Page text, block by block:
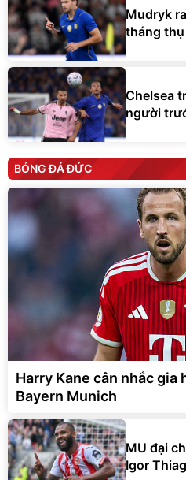
Mudryk
tháng
Chelsea
người
BÓNG ĐÁ ĐỨC
Harry Kane cân nhắc gia
Bayern Munich
MU đại
Igor